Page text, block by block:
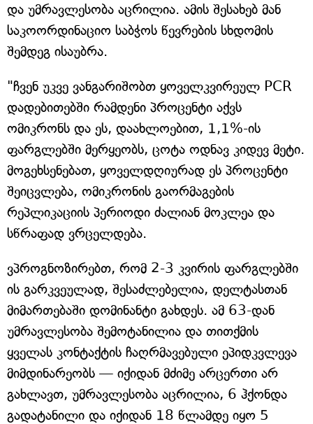
და უმრავლესობა აცრილია. ამის შესახებ მან
საკოორდინაციო საბჭოს წევრების სხდომის
შემდეგ ისაუბრა.
"ჩვენ უკვე ვანგარიშობთ ყოველკვირეულ PCR
დადებითებში რამდენი პროცენტი აქვს
ომიკრონს და ეს, დაახლოებით, 1,1%-ის
ფარგლებში მერყეობს, ცოტა ოდნავ კიდევ მეტი.
მოგეხსენებათ, ყოველდღიურად ეს პროცენტი
შეიცვლება, ომიკრონის გაორმაგების
რეპლიკაციის პერიოდი ძალიან მოკლეა და
სწრაფად ვრცელდება.
ვპროგნოზირებთ, რომ 2-3 კვირის ფარგლებში
ის გარკვეულად, შესაძლებელია, დელტასთან
მიმართებაში დომინანტი გახდეს. ამ 63-დან
უმრავლესობა შემოტანილია და თითქმის
ყველას კონტაქტის ჩაღრმავებული ეპიდკვლევა
მიმდინარეობს — იქიდან მძიმე არცერთი არ
გახლავთ, უმრავლესობა აცრილია, 6 ჰქონდა
გადატანილი და იქიდან 18 წლამდე იყო 5